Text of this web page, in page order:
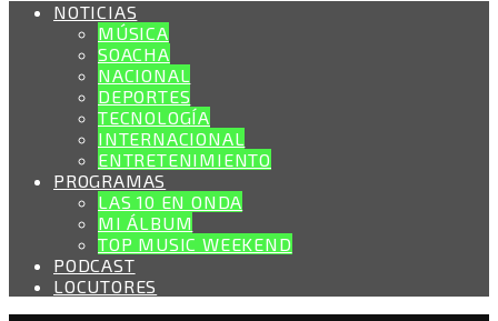
NOTICIAS
MÚSICA
SOACHA
NACIONAL
DEPORTES
TECNOLOGÍA
INTERNACIONAL
ENTRETENIMIENTO
PROGRAMAS
LAS 10 EN ONDA
MI ÁLBUM
TOP MUSIC WEEKEND
PODCAST
LOCUTORES